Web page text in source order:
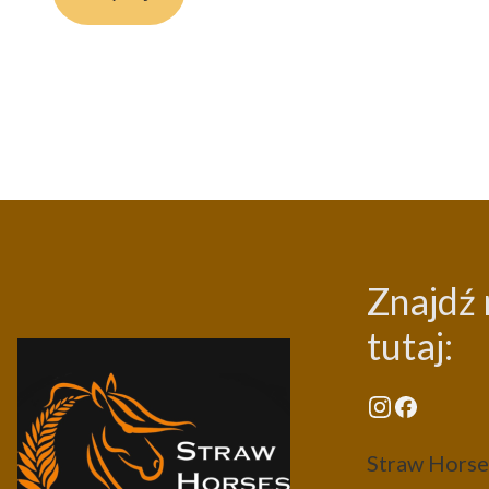
Znajdź
tutaj:
Straw